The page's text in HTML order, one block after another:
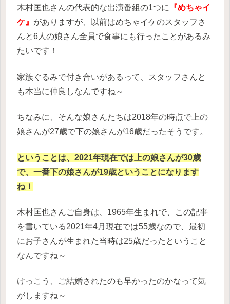
木村匡也さんの代表的な出演番組の1つに 『めちゃイ
ケ』 がありますが、以前はめちゃイケのスタッフさ
んと6人の娘さん全員で食事にも行ったことがあるみ
たいです！
家族ぐるみで付き合いがあるって、スタッフさんと
も本当に仲良しなんですね～
ちなみに、そんな娘さんたちは2018年の時点で上の
娘さんが27歳で下の娘さんが16歳だったそうです。
ということは、2021年現在では上の娘さんが30歳
で、一番下の娘さんが19歳ということになります
ね！
木村匡也さんご自身は、1965年生まれで、この記事
を書いている2021年4月現在では55歳なので、最初
にお子さんが生まれた当時は25歳だったということ
なんですね～
けっこう、ご結婚されたのも早かったのかなって気
がしますね～